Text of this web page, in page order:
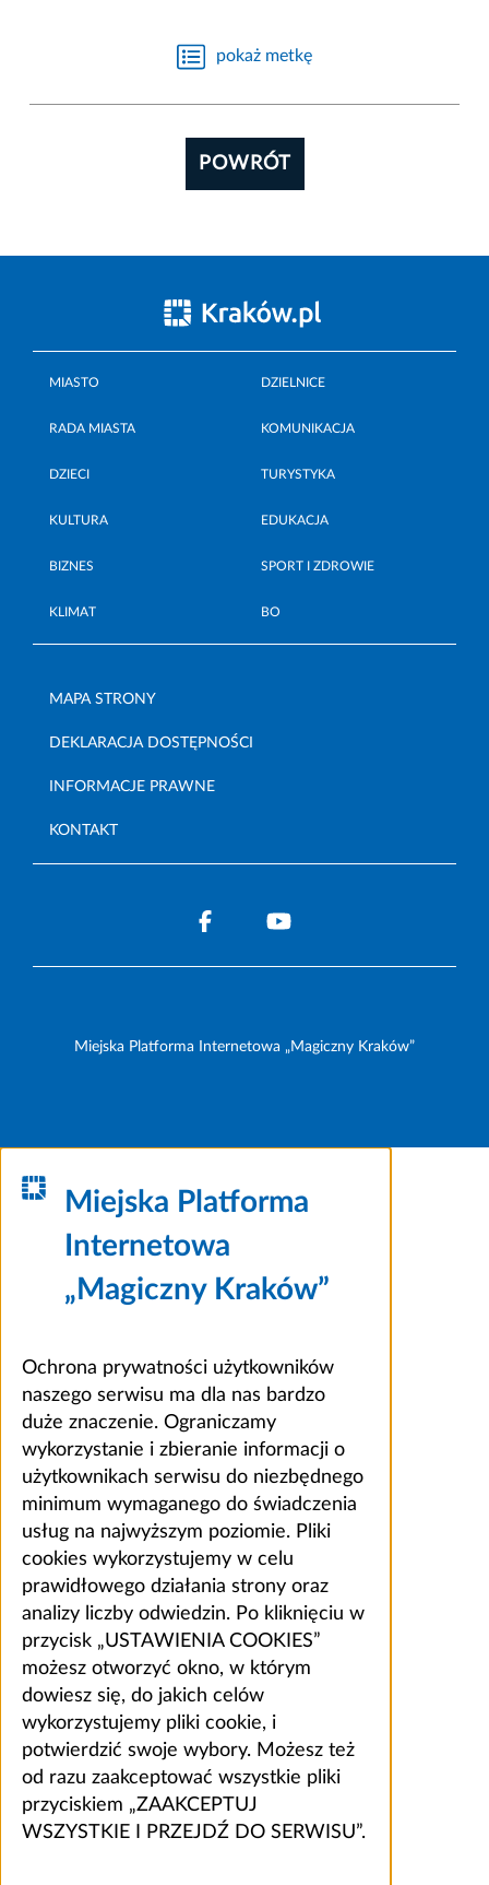
pokaż metkę
POWRÓT
MIASTO DZIELNICE
RADA MIASTA KOMUNIKACJA
DZIECI TURYSTYKA
KULTURA EDUKACJA
BIZNES SPORT I ZDROWIE
KLIMAT BO
MAPA STRONY
DEKLARACJA DOSTĘPNOŚCI
INFORMACJE PRAWNE
KONTAKT
Miejska Platforma Internetowa „Magiczny Kraków”
Miejska Platforma
Internetowa
„Magiczny Kraków”
Ochrona prywatności użytkowników
naszego serwisu ma dla nas bardzo
duże znaczenie. Ograniczamy
wykorzystanie i zbieranie informacji o
użytkownikach serwisu do niezbędnego
minimum wymaganego do świadczenia
usług na najwyższym poziomie. Pliki
cookies wykorzystujemy w celu
prawidłowego działania strony oraz
analizy liczby odwiedzin. Po kliknięciu w
przycisk „USTAWIENIA COOKIES”
możesz otworzyć okno, w którym
dowiesz się, do jakich celów
wykorzystujemy pliki cookie, i
potwierdzić swoje wybory. Możesz też
od razu zaakceptować wszystkie pliki
przyciskiem „ZAAKCEPTUJ
WSZYSTKIE I PRZEJDŹ DO SERWISU”.